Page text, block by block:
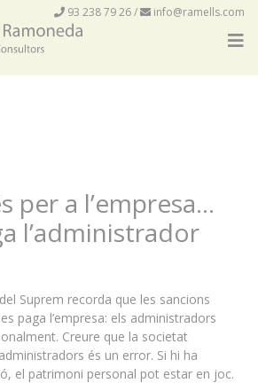
93 238 79 26/ info@ramells.com
per a l’empresa…
l’administrador
Suprem recorda que les sancions
paga l’empresa: els administradors
Creure que la societat
és un error. Si hi ha
el patrimoni personal pot estar en joc.